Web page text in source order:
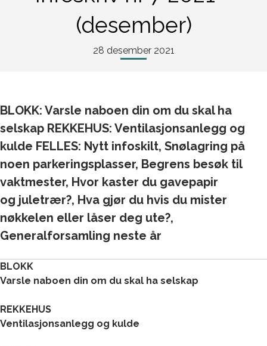
(desember)
28 desember 2021
BLOKK: Varsle naboen din om du skal ha
selskap REKKEHUS: Ventilasjonsanlegg og
kulde FELLES: Nytt infoskilt, Snølagring på
noen parkeringsplasser, Begrens besøk til
vaktmester, Hvor kaster du gavepapir
og juletrær?, Hva gjør du hvis du mister
nøkkelen eller låser deg ute?,
Generalforsamling neste år
BLOKK
Varsle naboen din om du skal ha selskap
REKKEHUS
Ventilasjonsanlegg og kulde